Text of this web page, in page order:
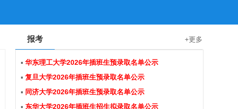
报考 +更多
▪ 华东理工大学2026年插班生预录取名单公示
▪ 复旦大学2026年插班生预录取名单公示
▪ 同济大学2026年插班生预录取名单公示
▪ 东华大学2026年插班生招生拟录取名单公示